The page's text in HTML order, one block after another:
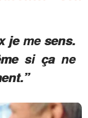
je me sens.
si ça ne